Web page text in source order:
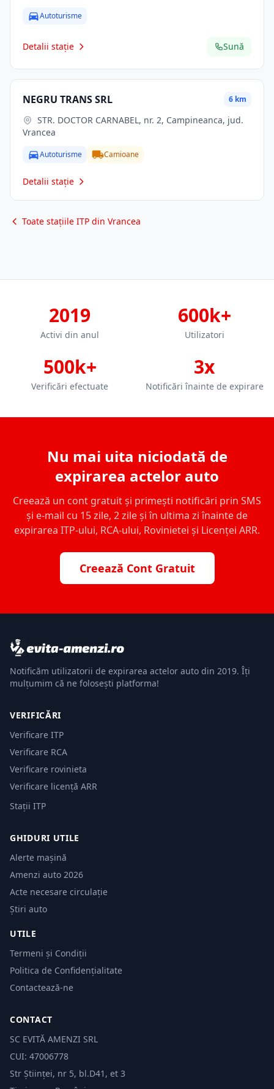
Autoturisme
Detalii stație Sună
NEGRU TRANS SRL 6 km
Vrancea
Autoturisme Camioane
Detalii stație
Toate stațiile ITP din Vrancea
2019
Activi din anul
600k+
Utilizatori
500k+
Verificări efectuate
3x
Notificări înainte de expirare
Nu mai uita niciodată de
expirarea actelor auto
Creează un cont gratuit și primești notificări prin SMS
și e-mail cu 15 zile, 2 zile și în ultima zi înainte de
expirarea ITP-ului, RCA-ului, Rovinietei și Licenței ARR.
Creează Cont Gratuit
Notificăm utilizatorii de expirarea actelor auto din 2019. Îți
mulțumim că ne folosești platforma!
VERIFICĂRI
Verificare ITP
Verificare RCA
Verificare rovinieta
Verificare licență ARR
Stații ITP
GHIDURI UTILE
Alerte mașină
Amenzi auto 2026
Acte necesare circulație
Știri auto
UTILE
Termeni și Condiții
Politica de Confidențialitate
Contactează-ne
CONTACT
SC EVITĂ AMENZI SRL
CUI: 47006778
Str Științei, nr 5, bl.D41, et 3